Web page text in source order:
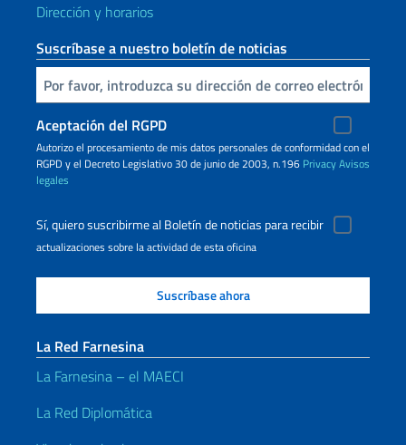
Dirección y horarios
Suscríbase a nuestro boletín de noticias
Inserta tu correo electronico
Aceptación del RGPD
Autorizo ​​el procesamiento de mis datos personales de conformidad con el
RGPD y el Decreto Legislativo 30 de junio de 2003, n.196 PrivacyAvisos
legales
Sí, quiero suscribirme al Boletín de noticias para recibir
actualizaciones sobre la actividad de esta oficina
La Red Farnesina
La Farnesina – el MAECI
La Red Diplomática